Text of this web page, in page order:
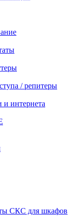
/ репитеры
и интернета
СКС для шкафов